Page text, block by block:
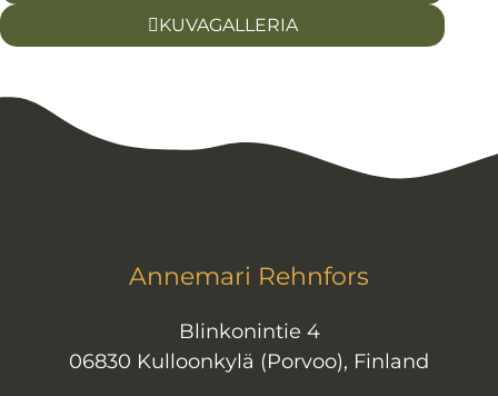
KUVAGALLERIA
Annemari Rehnfors
Blinkonintie 4
06830 Kulloonkylä (Porvoo), Finland